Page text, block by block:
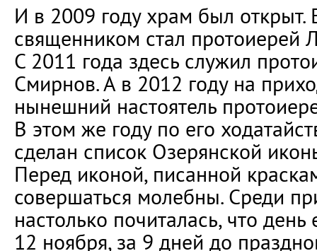
И в 2009 году храм был открыт.
священником стал протоиерей
С 2011 года здесь служил
Смирнов. А в 2012 году на
нынешний настоятель
В этом же году по его
сделан список Озерянской
Перед иконой, писанной
совершаться молебны. Среди
настолько почиталась, что
12 ноября, за 9 дней до